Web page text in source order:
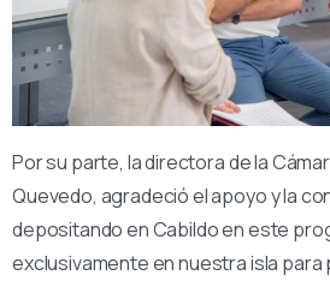
Por su parte, la directora de la
Quevedo, agradeció el apoyo y la
depositando en Cabildo en este
exclusivamente en nuestra isla para